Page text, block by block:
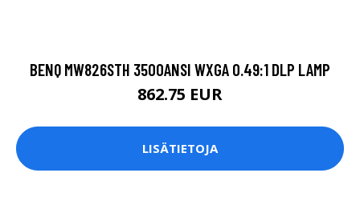
BENQ MW826STH 3500ANSI WXGA 0.49:1 DLP LAMP
862.75 EUR
LISÄTIETOJA